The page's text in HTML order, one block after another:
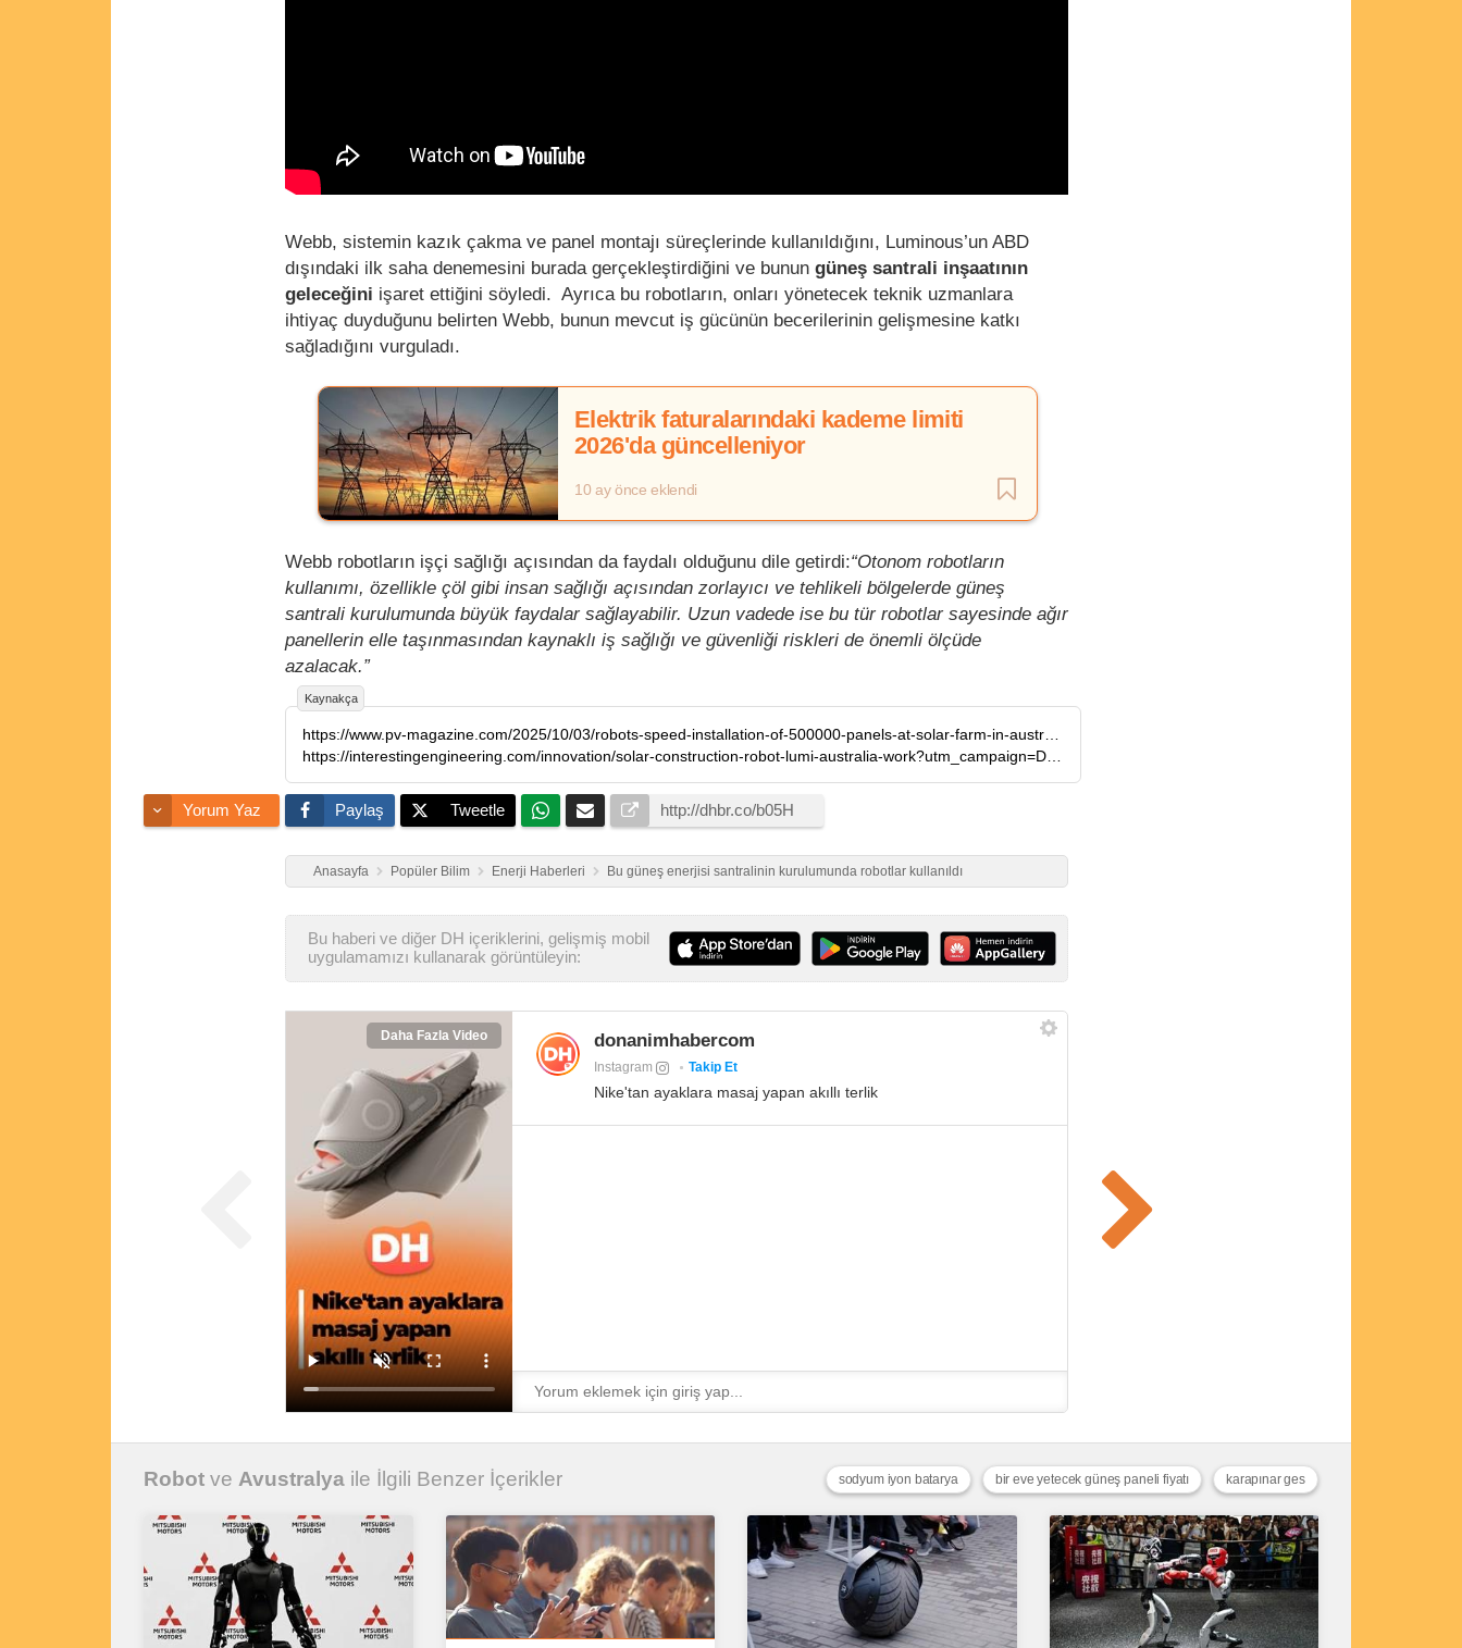
Webb, sistemin kazık çakma ve panel montajı süreçlerinde kullanıldığını, Luminous’un ABD
dışındaki ilk saha denemesini burada gerçekleştirdiğini ve bunun güneş santrali inşaatının
geleceğini işaret ettiğini söyledi. Ayrıca bu robotların, onları yönetecek teknik uzmanlara
ihtiyaç duyduğunu belirten Webb, bunun mevcut iş gücünün becerilerinin gelişmesine katkı
sağladığını vurguladı.
Elektrik faturalarındaki kademe limiti
2026'da güncelleniyor
10 ay önce eklendi
Webb robotların işçi sağlığı açısından da faydalı olduğunu dile getirdi:“Otonom robotların
kullanımı, özellikle çöl gibi insan sağlığı açısından zorlayıcı ve tehlikeli bölgelerde güneş
santrali kurulumunda büyük faydalar sağlayabilir. Uzun vadede ise bu tür robotlar sayesinde ağır
panellerin elle taşınmasından kaynaklı iş sağlığı ve güvenliği riskleri de önemli ölçüde
azalacak.”
Kaynakça
Yorum Yaz Paylaş Tweetle
Anasayfa Popüler Bilim Enerji Haberleri Bu güneş enerjisi santralinin kurulumunda robotlar kullanıldı
Bu haberi ve diğer DH içeriklerini, gelişmiş mobil
uygulamamızı kullanarak görüntüleyin:
Daha Fazla Video donanimhabercom
Instagram Takip Et
Nike'tan ayaklara masaj yapan akıllı terlik
Robot ve Avustralya ile İlgili Benzer İçerikler karapınar ges
bir eve yetecek güneş paneli fiyatı
sodyum iyon batarya